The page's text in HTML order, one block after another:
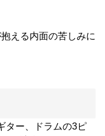
える内面の苦しみに
ター、ドラムの3ピ